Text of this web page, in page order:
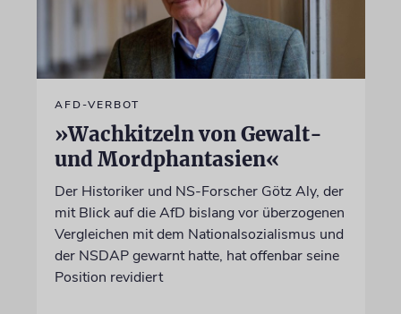
AFD-VERBOT
»Wachkitzeln von Gewalt-
und Mordphantasien«
Der Historiker und NS-Forscher Götz Aly, der
mit Blick auf die AfD bislang vor überzogenen
Vergleichen mit dem Nationalsozialismus und
der NSDAP gewarnt hatte, hat offenbar seine
Position revidiert